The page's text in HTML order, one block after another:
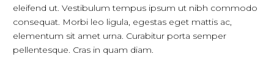
eleifend ut. Vestibulum tempus ipsum ut nibh commodo
consequat. Morbi leo ligula, egestas eget mattis ac,
elementum sit amet urna. Curabitur porta semper
pellentesque. Cras in quam diam.